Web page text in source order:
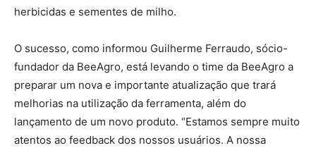
herbicidas e sementes de milho.
O sucesso, como informou Guilherme Ferraudo, sócio-
fundador da BeeAgro, está levando o time da BeeAgro a
preparar um nova e importante atualização que trará
melhorias na utilização da ferramenta, além do
lançamento de um novo produto. “Estamos sempre muito
atentos ao feedback dos nossos usuários. A nossa